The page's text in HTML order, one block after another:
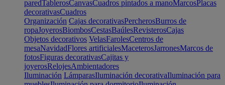
paredTablerosCanvasCuadros pintados a manoMarcosPlacas
decorativasCuadros
Organización Cajas decorativasPercherosBurros de
ropaJoyerosBiombosCestasBaúlesRevisterosCajas
Objetos decorativos VelasFarolesCentros de
mesaNavidadFlores artificialesMaceterosJarronesMarcos de
fotosFiguras decorativasCajitas y
joyerosRelojesAmbientadores
Iluminación LámparasIluminación decorativaIluminación para